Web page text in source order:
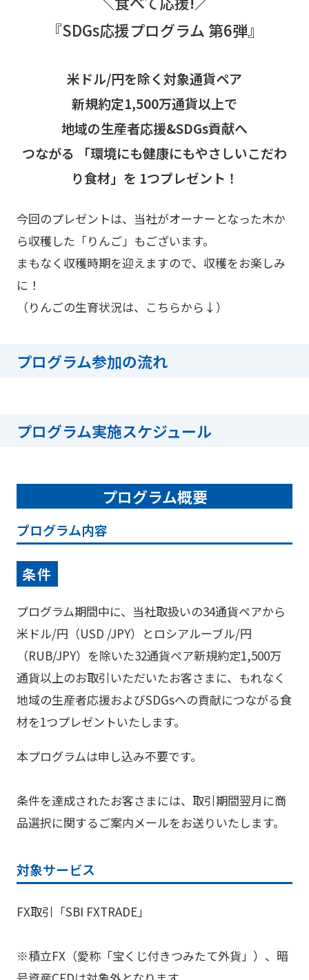
『SDGs応援プログラム 第6弾』
米ドル/円を除く対象通貨ペア
新規約定1,500万通貨以上で
地域の生産者応援&SDGs貢献へ
つながる 「環境にも健康にもやさしいこだわ
り食材」を 1つプレゼント！
今回のプレゼントは、当社がオーナーとなった木か
ら収穫した「りんご」もございます。
まもなく収穫時期を迎えますので、収穫をお楽しみ
に！
（りんごの生育状況は、こちらから↓）
プログラム参加の流れ
プログラム実施スケジュール
プログラム概要
プログラム内容
条件
プログラム期間中に、当社取扱いの34通貨ペアから
米ドル/円（USD /JPY）とロシアルーブル/円
（RUB/JPY）を除いた32通貨ペア新規約定1,500万
通貨以上のお取引いただいたお客さまに、もれなく
地域の生産者応援およびSDGsへの貢献につながる食
材を1つプレゼントいたします。
本プログラムは申し込み不要です。
条件を達成されたお客さまには、取引期間翌月に商
品選択に関するご案内メールをお送りいたします。
対象サービス
FX取引「SBI FXTRADE」
※積立FX（愛称「宝くじ付きつみたて外貨」）、暗